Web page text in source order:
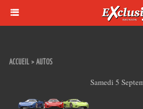
ACCUEIL > AUTOS
Samedi 5